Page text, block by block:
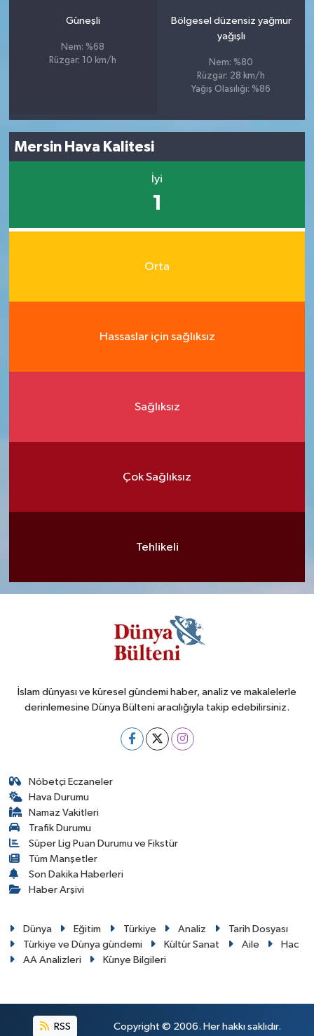
Güneşli
Nem: %68
Rüzgar: 10 km/h
Bölgesel düzensiz yağmur
yağışlı
Nem: %80
Rüzgar: 28 km/h
Yağış Olasılığı: %86
Mersin Hava Kalitesi
İyi
1
Orta
Hassaslar için sağlıksız
Sağlıksız
Çok Sağlıksız
Tehlikeli
İslam dünyası ve küresel gündemi haber, analiz ve makalelerle
derinlemesine Dünya Bülteni aracılığıyla takip edebilirsiniz.
Nöbetçi Eczaneler
Hava Durumu
Namaz Vakitleri
Trafik Durumu
Süper Lig Puan Durumu ve Fikstür
Tüm Manşetler
Son Dakika Haberleri
Haber Arşivi
Dünya Eğitim Türkiye Analiz
Tarih Dosyası
Türkiye ve Dünya gündemi
Kültür Sanat Aile
Hac
AA Analizleri
Künye Bilgileri
RSS Copyright © 2006. Her hakkı saklıdır.